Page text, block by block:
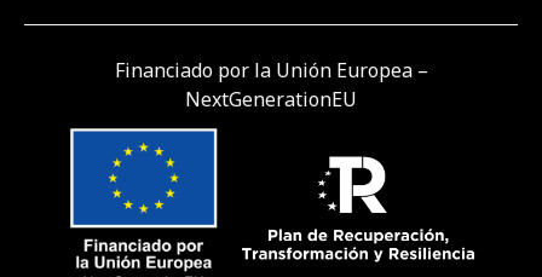
Financiado por la Unión Europea –
NextGenerationEU